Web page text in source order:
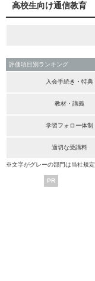
高校生向け通信教育
評価項目別ランキング
入会手続き・特典
教材・講義
学習フォロー体制
適切な受講料
※文字がグレーの部門は当社規
PR